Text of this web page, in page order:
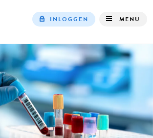
navigation
INLOGGEN MENU